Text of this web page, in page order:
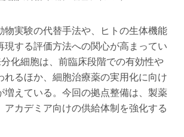
物実験の代替手法や、ヒトの生体機能
現する評価方法への関心が高まってい
化細胞は、前臨床段階での有効性や
れるほか、細胞治療薬の実用化に向け
増えている。今回の拠点整備は、製薬
アカデミア向けの供給体制を強化する